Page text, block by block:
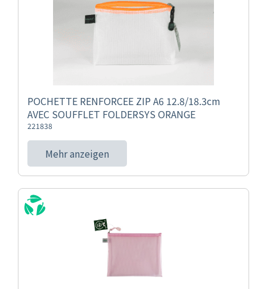
POCHETTE RENFORCEE ZIP A6 12.8/18.3cm
AVEC SOUFFLET FOLDERSYS ORANGE
221838
Mehr anzeigen